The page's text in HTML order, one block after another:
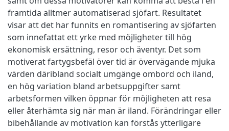
framtida alltmer automatiserad sjöfart. Resultatet
visar att det har funnits en romantisering av sjöfarten
som innefattat ett yrke med möjligheter till hög
ekonomisk ersättning, resor och äventyr. Det som
motiverat fartygsbefäl över tid är övervägande mjuka
värden däribland socialt umgänge ombord och iland,
en hög variation bland arbetsuppgifter samt
arbetsformen vilken öppnar för möjligheten att resa
eller återhämta sig när man är iland. Förändringar eller
bibehållande av motivation kan förstås ytterligare